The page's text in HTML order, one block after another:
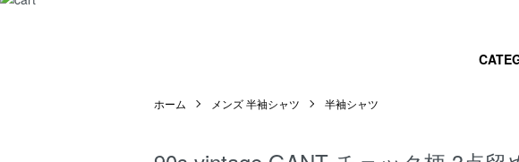
ホーム メンズ 半袖シャツ 半袖シャツ